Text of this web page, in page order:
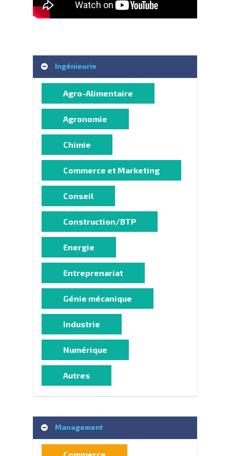
Ingénieurie
Agro-Alimentaire
Agronomie
Chimie
Commerce et Marketing
Conseil
Construction/BTP
Energie
Entreprenariat
Génie mécanique
Industrie
Numérique
Autres
Management